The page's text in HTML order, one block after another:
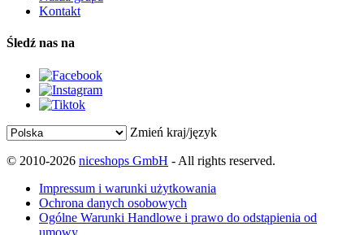
Kontakt
Śledź nas na
Zmień kraj/język
© 2010-2026 niceshops GmbH - All rights reserved.
Impressum i warunki użytkowania
Ochrona danych osobowych
Ogólne Warunki Handlowe i prawo do odstąpienia od
umowy